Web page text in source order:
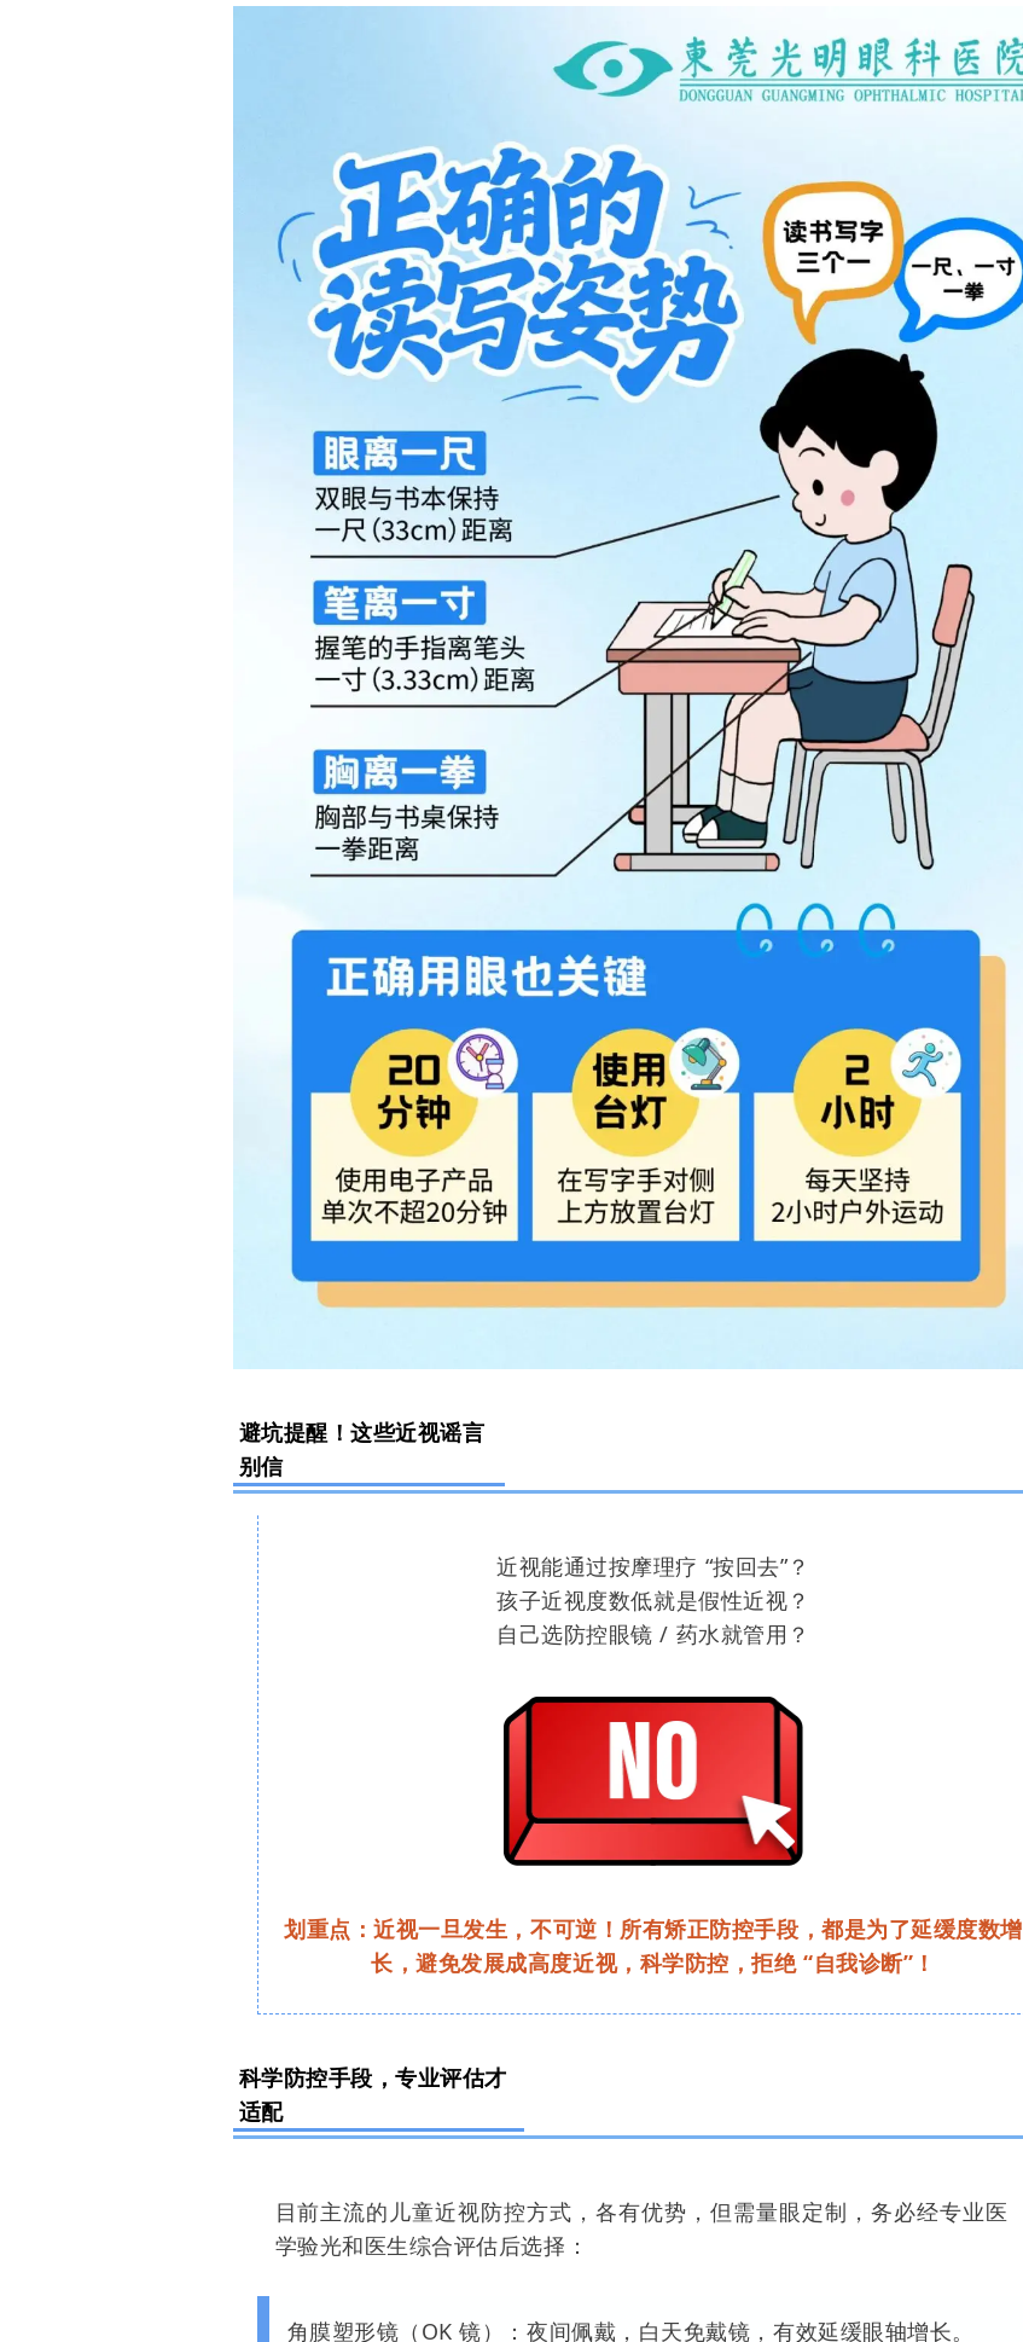
避坑提醒！这些近视谣言
别信
近视能通过按摩理疗 “按回去”？
孩子近视度数低就是假性近视？
自己选防控眼镜 / 药水就管用？
划重点：近视一旦发生，不可逆！所有矫正防控手段，都是为了延缓度数增
长，避免发展成高度近视，科学防控，拒绝 “自我诊断”！
科学防控手段，专业评估才
适配
目前主流的儿童近视防控方式，各有优势，但需量眼定制，务必经专业医
学验光和医生综合评估后选择：
角膜塑形镜（OK 镜）：夜间佩戴，白天免戴镜，有效延缓眼轴增长。